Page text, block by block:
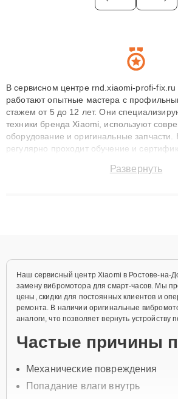
В сервисном центре rnd.xiaomi-profi-fix.ru
работают опытные мастера с
стажем от 5 до 12 лет. Они
техники бренда Xiaomi, используют
оборудование и оригинальные
регулярно проходит обучение и
технику с сохранением гарантии до 3
Развернуть
Наш сервисный центр Xiaomi в Ростове-на-
замену вибромотора для смарт-часов. Мы
цены, скидки для постоянных клиентов и
ремонта. В наличии оригинальные
аналоги, что позволяет вернуть устройству
Частые причины
Механические повреждения
Попадание влаги внутрь